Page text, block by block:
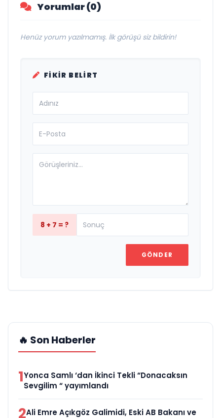
Yorumlar (0)
Henüz yorum yazılmamış. İlk görüşü siz bildirin!
FIKIR BELIRT
8 + 7 = ?
GÖNDER
🔥 Son Haberler
1Yonca Samlı ‘dan İkinci Tekli “Donacaksın
Sevgilim “ yayımlandı
2Ali Emre Açıkgöz Galimidi, Eski AB Bakanı ve